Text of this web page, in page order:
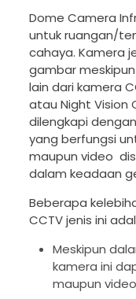
Dome Camera
untuk ruangan/
cahaya. Kamera
gambar
lain dari kamera
atau Night Vision
dilengkapi
yang berfungsi
maupun video
dalam keadaan
Beberapa
CCTV jenis ini
Meskipun
kamera ini
maupun